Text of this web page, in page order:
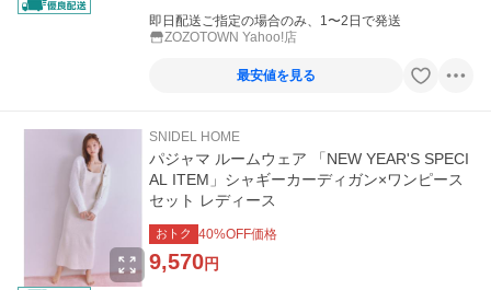
即日配送ご指定の場合のみ、1〜2日で発送
ZOZOTOWN Yahoo!店
最安値を見る
SNIDEL HOME
パジャマ ルームウェア 「NEW YEAR'S SPECI
AL ITEM」シャギーカーディガン×ワンピース
セット レディース
おトク 40%OFF価格
9,570円